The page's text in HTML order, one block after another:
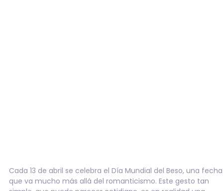
Cada 13 de abril se celebra el Día Mundial del Beso, una fecha
que va mucho más allá del romanticismo. Este gesto tan